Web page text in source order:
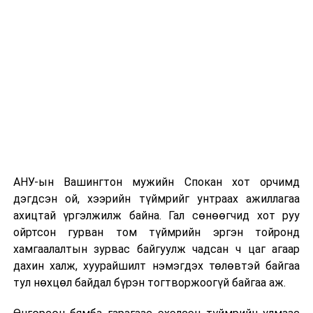
АНУ-ын Вашингтон мужийн Спокан хот орчимд
дэгдсэн ой, хээрийн түймрийг унтраах ажиллагаа
ахицтай үргэлжилж байна. Гал сөнөөгчид хот руу
ойртсон гурван том түймрийн эргэн тойронд
хамгаалалтын зурвас байгуулж чадсан ч цаг агаар
дахин халж, хуурайшилт нэмэгдэх төлөвтэй байгаа
тул нөхцөл байдал бүрэн тогтворжоогүй байгаа аж.